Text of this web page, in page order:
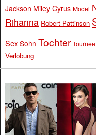
Jackson Miley Cyrus Model
Rihanna Robert Pattinson
Sex Sohn Tochter Tournee
Verlobung